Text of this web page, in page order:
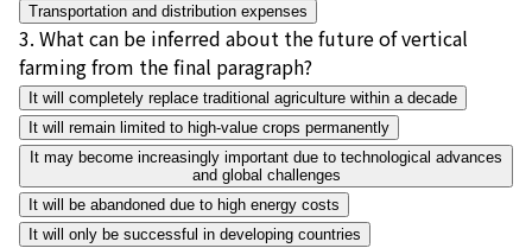
Transportation and distribution expenses
3. What can be inferred about the future of vertical
farming from the final paragraph?
It will completely replace traditional agriculture within a decade
It will remain limited to high-value crops permanently
It may become increasingly important due to technological advances
and global challenges
It will be abandoned due to high energy costs
It will only be successful in developing countries